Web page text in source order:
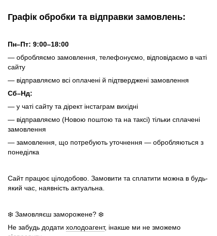
Графік обробки та відправки замовлень:
Пн–Пт: 9:00–18:00
— обробляємо замовлення, телефонуємо, відповідаємо в чаті
сайту
— відправляємо всі оплачені й підтверджені замовлення
Сб–Нд:
— у чаті сайту та дірект інстаграм вихідні
— відправляємо (Новою поштою та на таксі) тільки сплачені
замовлення
— замовлення, що потребують уточнення — обробляються з
понеділка
Сайт працює цілодобово. Замовити та сплатити можна в будь-
який час, наявність актуальна.
❄️ Замовляєш заморожене? ❄️
Не забудь додати холодоагент, інакше ми не зможемо